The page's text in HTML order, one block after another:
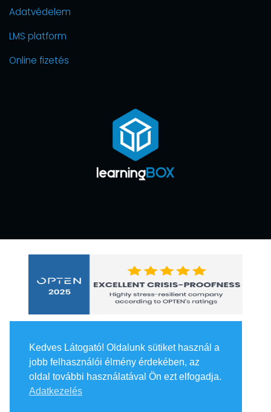
Adatvédelem
LMS platform
Online fizetés
Kedves Látogató! Oldalunk sütiket használ a
jobb felhasználói élmény érdekében, az
oldal további használatával Ön ezt elfogadja.
Adatkezelés